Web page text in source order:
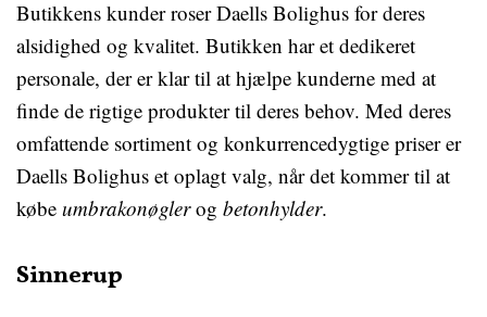
Butikkens kunder roser Daells Bolighus for deres
alsidighed og kvalitet. Butikken har et dedikeret
personale, der er klar til at hjælpe kunderne med at
finde de rigtige produkter til deres behov. Med deres
omfattende sortiment og konkurrencedygtige priser er
Daells Bolighus et oplagt valg, når det kommer til at
købe umbrakonøglerog betonhylder.
Sinnerup